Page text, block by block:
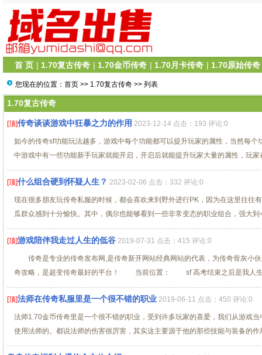
首 页 | 1.70复古传奇 | 1.70金币传奇 | 1.70月卡传奇 | 1.70原始传奇
您现在的位置： 首页 >> 1.70复古传奇 >> 列表
1.70复古传奇
[顶]传奇谈谈游戏中狂暴之力的作用 2023-12-14 点击：193 评论:0
如今的传奇sf功能玩法越多，游戏中每个功能都可以提升玩家的属性，当然每个
中游戏中有一些功能新手玩家就能开启，开启后就能提升玩家大量的属性，玩家
[顶]什么组合硬到怀疑人生？ 2023-02-06 点击：332 评论:0
现在很多朋友玩传奇私服的时候，都会喜欢来到野外进行PK，因为在这里往往
瓜群众感到十分愉快。其中，偶尔也能够看到一些非常变态的职业组合，强大到
[顶]游戏陪伴我走过人生的低谷 2019-07-31 点击：415 评论:0
传奇是专业的传奇发布网,是传奇新开网站经典网站的代表，为传奇骨灰小
奇攻略，是超变传奇最好的平台！ 当前位置： sf 高考结束之后是我人
[顶]法师在传奇私服里是一个很不错的职业 2019-06-11 点击：450 评论:0
法师1.70金币传奇里是一个很不错的职业，受到许多玩家的喜爱，我们从游戏
使用法师的。都说法师的伤害很厉害，其实这主要源于他的那些技能与装备的作